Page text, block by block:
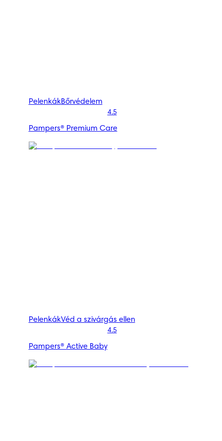
PelenkákBőrvédelem
4.5
Pampers® Premium Care
PelenkákVéd a szivárgás ellen
4.5
Pampers® Active Baby